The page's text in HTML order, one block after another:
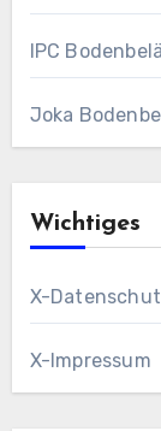
IPC
Joka
Wichtiges
X-
X-Impressum